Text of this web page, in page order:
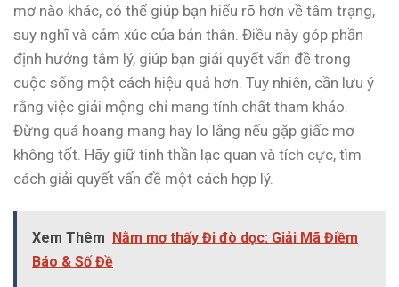
mơ nào khác, có thể giúp bạn hiểu rõ hơn về tâm trạng,
suy nghĩ và cảm xúc của bản thân. Điều này góp phần
định hướng tâm lý, giúp bạn giải quyết vấn đề trong
cuộc sống một cách hiệu quả hơn. Tuy nhiên, cần lưu ý
rằng việc giải mộng chỉ mang tính chất tham khảo.
Đừng quá hoang mang hay lo lắng nếu gặp giấc mơ
không tốt. Hãy giữ tinh thần lạc quan và tích cực, tìm
cách giải quyết vấn đề một cách hợp lý.
Xem Thêm Nằm mơ thấy Đi đò dọc: Giải Mã Điềm
Báo & Số Đề